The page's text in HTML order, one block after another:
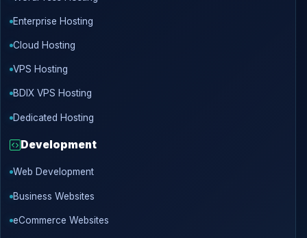
Enterprise Hosting
Cloud Hosting
VPS Hosting
BDIX VPS Hosting
Dedicated Hosting
Development
Web Development
Business Websites
eCommerce Websites